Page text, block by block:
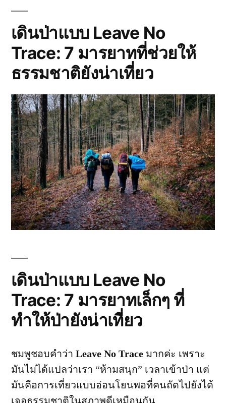
Google
Cloud”
สำหรับ
AI
จาก
Google
Cloud
เดินป่าแบบ Leave No
Trace: 7 มารยาทที่ช่วยให้
ธรรมชาติยังน่าเที่ยว
เดินป่าแบบ Leave No
Trace: 7 มารยาทเล็กๆ ที่
ทำให้ป่ายังน่าเที่ยว
ชมพูชอบคำว่า Leave No Trace มากค่ะ เพราะ
มันไม่ได้แปลว่าเรา “ห้ามสนุก” เวลาเข้าป่า แต่
มันคือการเที่ยวแบบอ่อนโยนพอที่คนถัดไปยังได้